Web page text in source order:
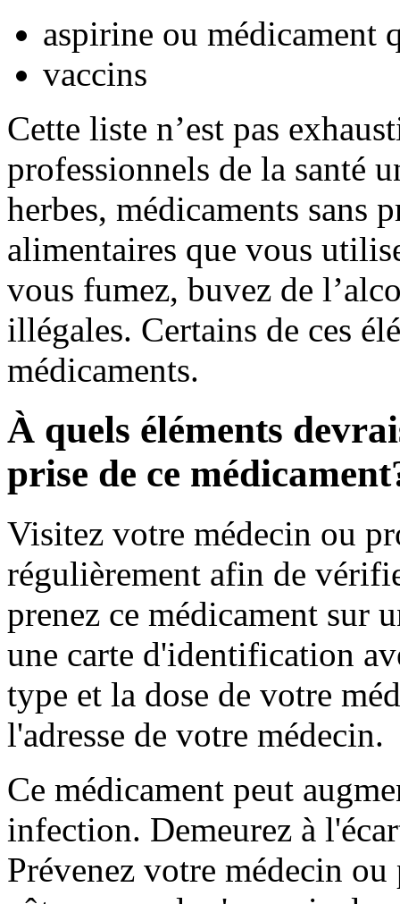
aspirine ou médicament
vaccins
Cette liste n’est pas
professionnels de la santé
herbes, médicaments sans
alimentaires que vous
vous fumez, buvez de
illégales. Certains de ces
médicaments.
À quels éléments
prise de ce
Visitez votre médecin ou
régulièrement afin de
prenez ce médicament sur
une carte d'identification
type et la dose de votre
l'adresse de votre médecin.
Ce médicament peut
infection. Demeurez à
Prévenez votre médecin